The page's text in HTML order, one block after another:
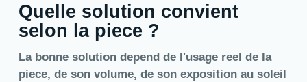
Quelle solution convient
selon la piece ?
La bonne solution depend de l'usage reel de la
piece, de son volume, de son exposition au soleil